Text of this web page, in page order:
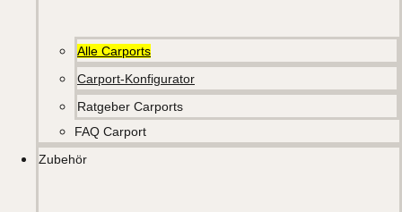
Alle Carports
Carport-Konfigurator
Ratgeber Carports
FAQ Carport
Zubehör